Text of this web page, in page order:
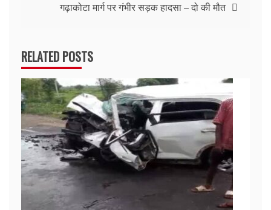
गढ़ाकोटा मार्ग पर गंभीर सड़क हादसा – दो की मौत
RELATED POSTS